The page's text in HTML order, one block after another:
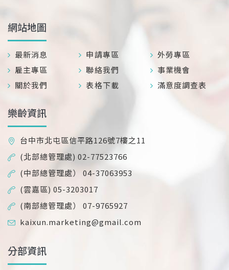
網站地圖
最新消息 申請專區
外勞專區
雇主專區
聯絡我們
事業機會
關於我們
表格下載 滿意度調查表
樂齡資訊
台中市北屯區信平路126號7樓之11
(北部總管理處) 02-77523766
(中部總管理處） 04-37063953
(雲嘉區) 05-3203017
(南部總管理處） 07-9765927
kaixun.marketing@gmail.com
分部資訊